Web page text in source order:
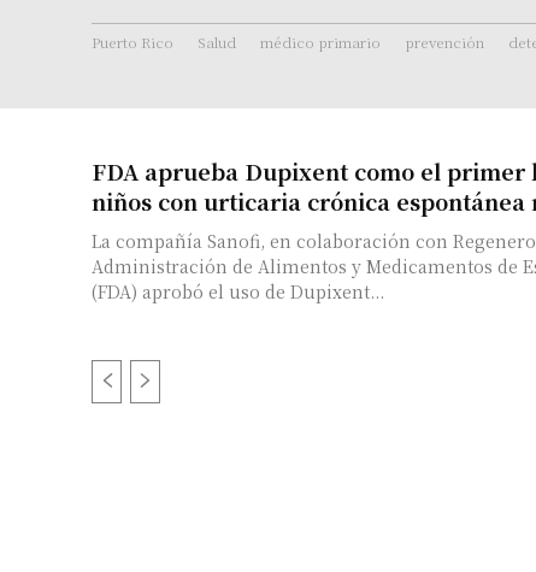
Puerto Rico Salud médico primario prevención
FDA aprueba Dupixent como el primer
niños con urticaria crónica espontánea
La compañía Sanofi, en colaboración con
Administración de Alimentos y Medicamentos de
(FDA) aprobó el uso de Dupixent...